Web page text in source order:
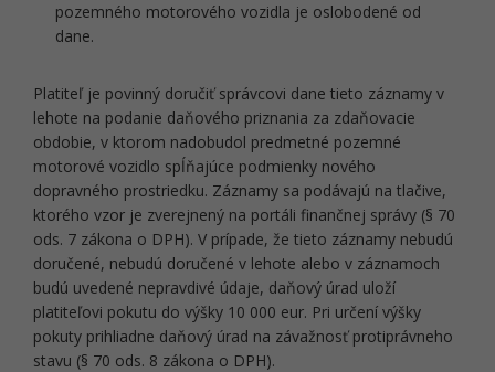
pozemného motorového vozidla je oslobodené od
dane.
Platiteľ je povinný doručiť správcovi dane tieto záznamy v
lehote na podanie daňového priznania za zdaňovacie
obdobie, v ktorom nadobudol predmetné pozemné
motorové vozidlo spĺňajúce podmienky nového
dopravného prostriedku. Záznamy sa podávajú na tlačive,
ktorého vzor je zverejnený na portáli finančnej správy (§ 70
ods. 7 zákona o DPH). V prípade, že tieto záznamy nebudú
doručené, nebudú doručené v lehote alebo v záznamoch
budú uvedené nepravdivé údaje, daňový úrad uloží
platiteľovi pokutu do výšky 10 000 eur. Pri určení výšky
pokuty prihliadne daňový úrad na závažnosť protiprávneho
stavu (§ 70 ods. 8 zákona o DPH).